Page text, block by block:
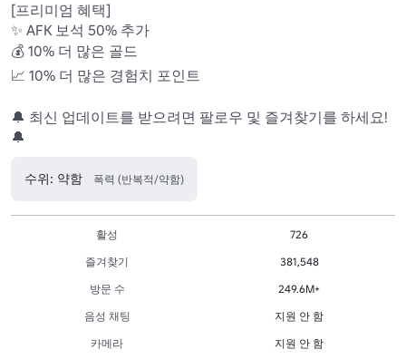
[프리미엄 혜택]
✨ AFK 보석 50% 추가
💰 10% 더 많은 골드
📈 10% 더 많은 경험치 포인트
🔔 최신 업데이트를 받으려면 팔로우 및 즐겨찾기를 하세요!
🔔
수위: 약함 폭력 (반복적/약함)
활성
726
즐겨찾기
381,548
방문 수
249.6M+
음성 채팅
지원 안 함
카메라
지원 안 함